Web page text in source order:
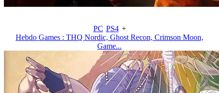
PC PS4 +
Hebdo Games : THQ Nordic, Ghost Recon, Crimson Moon,
Game...